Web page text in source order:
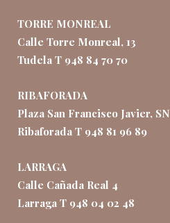
TORRE MONREAL
Calle Torre Monreal, 13
Tudela T 948 84 70 70
RIBAFORADA
Plaza San Francisco Javier, SN
Ribaforada T 948 81 96 89
LARRAGA
Calle Cañada Real 4
Larraga T 948 04 02 48